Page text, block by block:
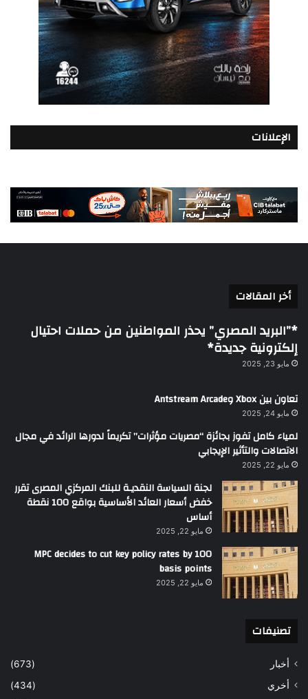
الإعلانات
أخر المقالات
*”البريد المصري” يحذر المواطنين من حملات احتيال
إلكترونية جديدة*
مايو 23, 2025
تعاون بين Xbox وAntstream Arcade
مايو 24, 2025
لمياء كامل تفوز بجائزة “مصريات مؤثرات” تكريماً لدورها الرائد في مجال
الاتصالات والتأثير الإيجابي
مايو 22, 2025
لجنة السياسة النقديـة للبنك المركزي المصرى تقرر
خفض أسعار العائد الأساسية بواقع 100 نقطة
أساس
مايو 22, 2025
MPC decides to cut key policy rates by 100
basis points
مايو 22, 2025
تصنيفات
أخبار
(673)
أخري
(434)